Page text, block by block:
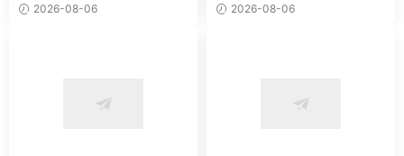
2026-08-06 2026-08-06